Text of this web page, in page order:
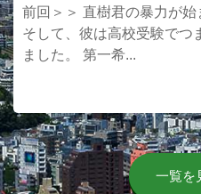
前回＞＞ 直樹君の暴力が始
そして、彼は高校受験でつ
ました。 第一希...
一覧を